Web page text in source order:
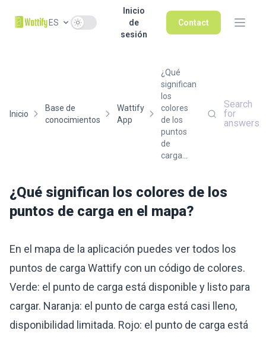
ES Use setting
Inicio
de
sesión
Contact
Inicio
Base de
conocimientos
Wattify
App
¿Qué
significan
los
colores
de los
puntos
de
carga...
Search
for
answers
¿Qué significan los colores de los
puntos de carga en el mapa?
En el mapa de la aplicación puedes ver todos los
puntos de carga Wattify con un código de colores.
Verde: el punto de carga está disponible y listo para
cargar. Naranja: el punto de carga está casi lleno,
disponibilidad limitada. Rojo: el punto de carga está